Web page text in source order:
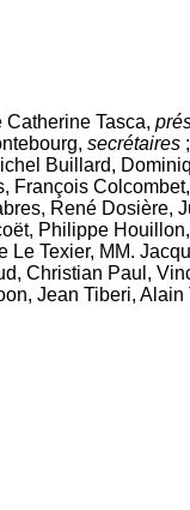
Tasca,
secrétaires;
Buillard,
François
René Dosière,
Philippe
Texier, MM.
Christian Paul,
Jean Tiberi, Alain